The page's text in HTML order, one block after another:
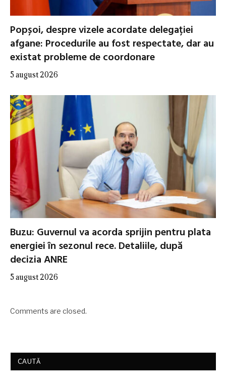
Popșoi, despre vizele acordate delegației
afgane: Procedurile au fost respectate, dar au
existat probleme de coordonare
5 august 2026
Buzu: Guvernul va acorda sprijin pentru plata
energiei în sezonul rece. Detaliile, după
decizia ANRE
5 august 2026
Comments are closed.
CAUTĂ